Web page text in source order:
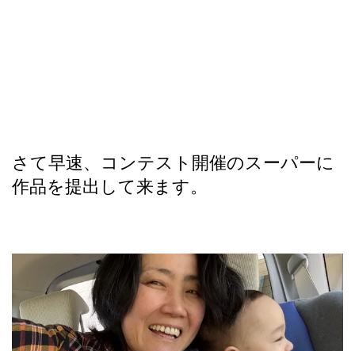
さて早速、コンテスト開催のスーパーに
作品を提出して来ます。